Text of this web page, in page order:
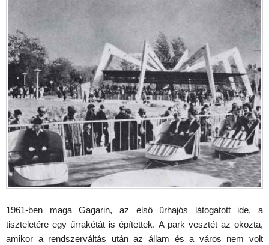
1961-ben maga Gagarin, az első űrhajós látogatott ide, a
tiszteletére egy űrrakétát is építettek. A park vesztét az okozta,
amikor a rendszerváltás után az állam és a város nem volt